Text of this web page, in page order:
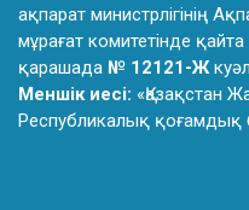
ақпарат министрлiгiнiң
мұрағат комитетiнде
қарашада № 12121-Ж
Меншік иесі: «Қазақстан
Республикалық қоғамдық